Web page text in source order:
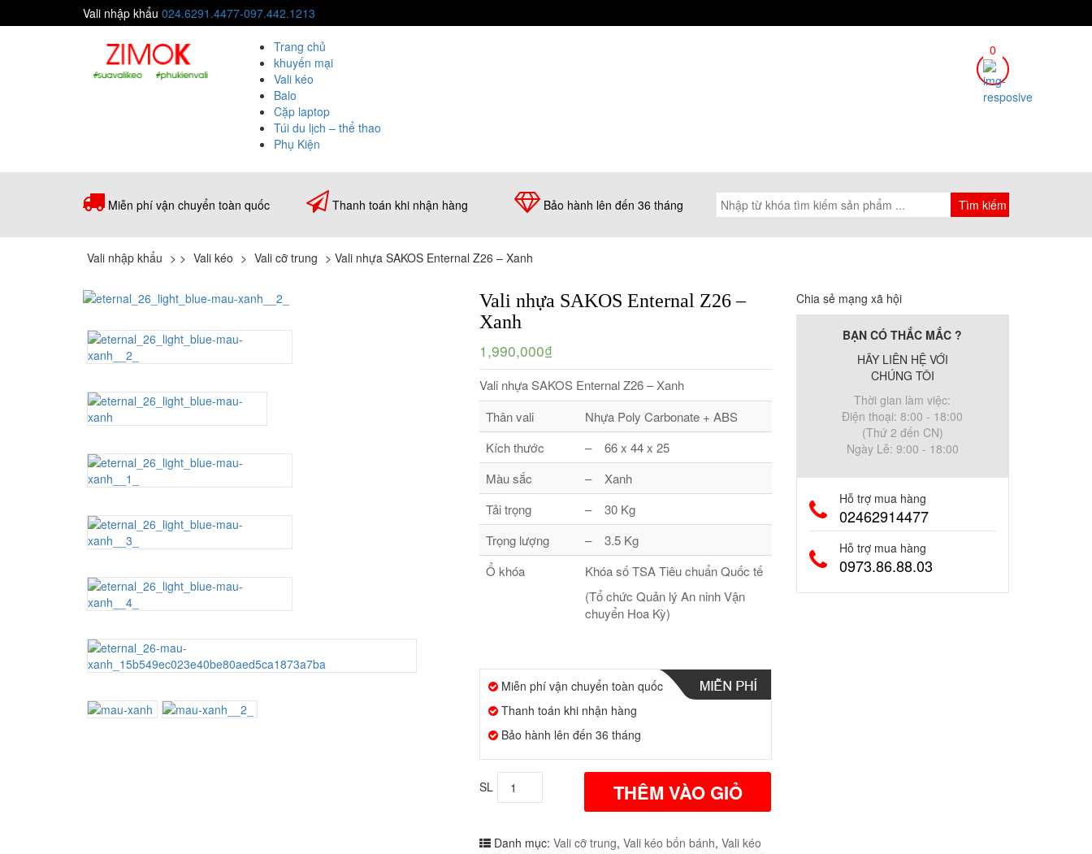
Vali nhập khẩu 024.6291.4477-097.442.1213
Trang chủ
khuyến mại
Vali kéo
Balo
Cặp laptop
Túi du lịch – thể thao
Phụ Kiện
0
Miễn phí vận chuyển toàn quốc Thanh toán khi nhận hàng Bảo hành lên đến 36 tháng
Vali nhập khẩu > > Vali kéo > Vali cỡ trung > Vali nhựa SAKOS Enternal Z26 – Xanh
Vali nhựa SAKOS Enternal Z26 –
Xanh
1,990,000₫
Vali nhựa SAKOS Enternal Z26 – Xanh
Thân vali
Nhựa Poly Carbonate + ABS
Kích thước
– 66 x 44 x 25
Màu sắc
– Xanh
Tải trọng
– 30 Kg
Trọng lượng
– 3.5 Kg
Ổ khóa
Khóa số TSA Tiêu chuẩn Quốc tế
(Tổ chức Quản lý An ninh Vận
chuyển Hoa Kỳ)
Miễn phí vận chuyển toàn quốc
Thanh toán khi nhận hàng
Bảo hành lên đến 36 tháng
SL THÊM VÀO GIỎ
Danh mục: Vali cỡ trung, Vali kéo bốn bánh, Vali kéo
Chia sẻ mạng xã hội
BẠN CÓ THẮC MẮC ?
HÃY LIÊN HỆ VỚI
CHÚNG TÔI
Thời gian làm việc:
Điện thoại: 8:00 - 18:00
(Thứ 2 đến CN)
Ngày Lễ: 9:00 - 18:00
Hỗ trợ mua hàng
02462914477
Hỗ trợ mua hàng
0973.86.88.03